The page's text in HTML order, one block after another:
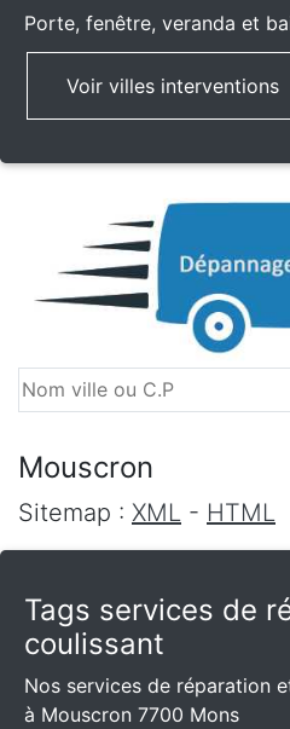
Porte, fenêtre, veranda et
Voir villes interventions
Mouscron
Sitemap : XML - HTML
Tags services de
coulissant
Nos services de réparation
à Mouscron 7700 Mons